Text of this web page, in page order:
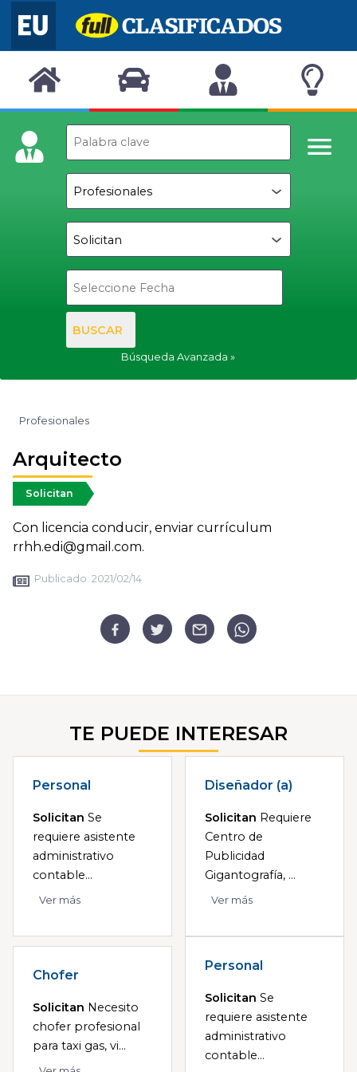
BUSCAR
Búsqueda Avanzada
Profesionales
Arquitecto
Solicitan
Con licencia conducir, enviar currículum
rrhh.edi@gmail.com.
Publicado: 2021/02/14
TE PUEDE INTERESAR
Personal
Solicitan Se
requiere asistente
administrativo
contable...
Ver más
Diseñador (a)
Solicitan Requiere
Centro de
Publicidad
Gigantografía, ...
Ver más
Chofer
Solicitan Necesito
chofer profesional
para taxi gas, vi...
Personal
Solicitan Se
requiere asistente
administrativo
contable...